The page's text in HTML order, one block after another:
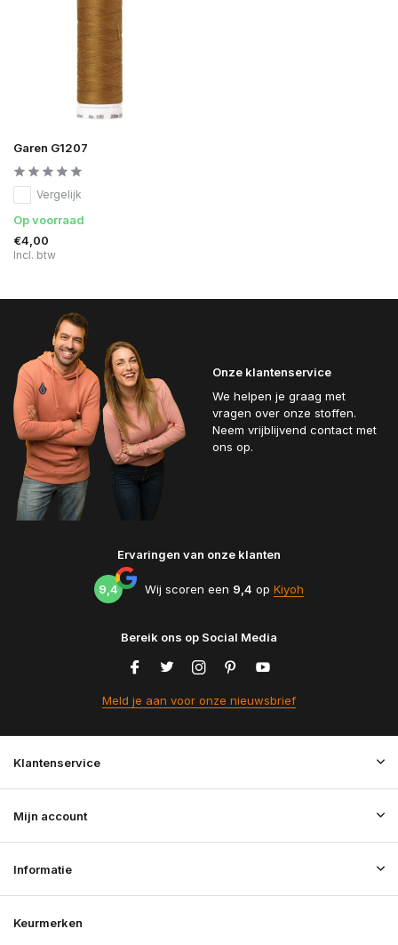
Garen G1207
Vergelijk
Op voorraad
€4,00
Incl. btw
Onze klantenservice
We helpen je graag met
vragen over onze stoffen.
Neem vrijblijvend contact met
ons op.
Ervaringen van onze klanten
9,4 Wij scoren een 9,4 op Kiyoh
Bereik ons op Social Media
Meld je aan voor onze nieuwsbrief
Klantenservice
Mijn account
Informatie
Keurmerken